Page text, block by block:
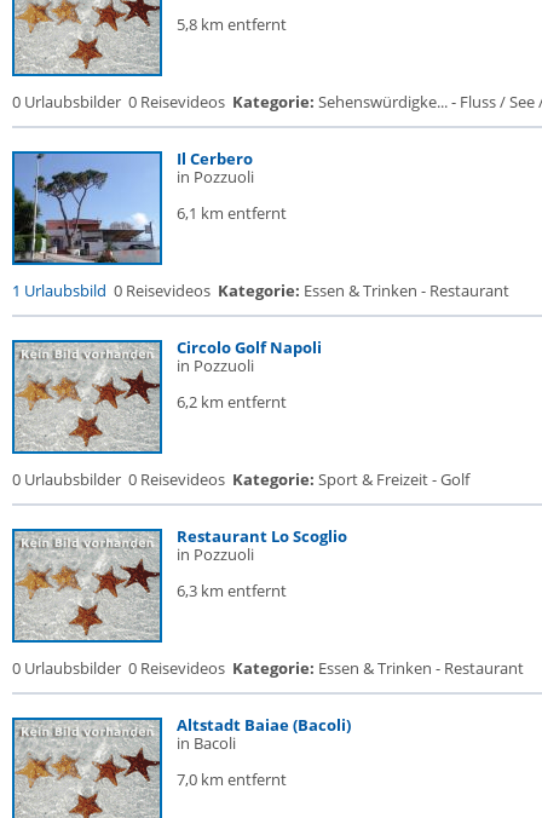
5,8 km entfernt
0 Urlaubsbilder 0 Reisevideos Kategorie: Sehenswürdigke... - Fluss / See
Il Cerbero
in Pozzuoli
6,1 km entfernt
1 Urlaubsbild 0 Reisevideos Kategorie: Essen & Trinken - Restaurant
Circolo Golf Napoli
in Pozzuoli
6,2 km entfernt
0 Urlaubsbilder 0 Reisevideos Kategorie: Sport & Freizeit - Golf
Restaurant Lo Scoglio
in Pozzuoli
6,3 km entfernt
0 Urlaubsbilder 0 Reisevideos Kategorie: Essen & Trinken - Restaurant
Altstadt Baiae (Bacoli)
in Bacoli
7,0 km entfernt